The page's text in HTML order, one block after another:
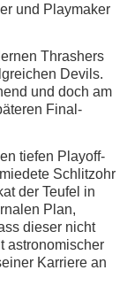
und Playmaker
Thrashers
Devils.
und doch am
Final-
tiefen Playoff-
Schlitzohr
der Teufel in
Plan,
dieser nicht
astronomischer
Karriere an